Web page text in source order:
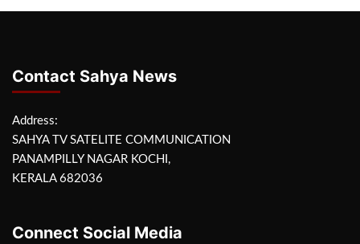
Contact Sahya News
Address:
SAHYA TV SATELITE COMMUNICATION
PANAMPILLY NAGAR KOCHI,
KERALA 682036
Connect Social Media